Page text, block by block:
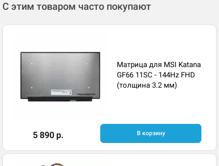
С этим товаром часто покупают
Матрица для MSI Katana
GF66 11SC - 144Hz FHD
(толщина 3.2 мм)
5 890 р. В корзину